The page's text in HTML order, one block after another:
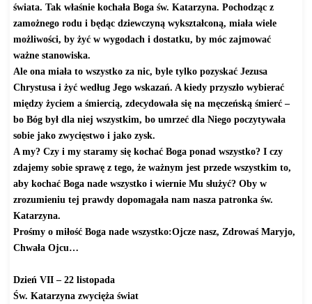
świata. Tak właśnie kochała Boga św. Katarzyna. Pochodząc z
zamożnego rodu i będąc dziewczyną wykształconą, miała wiele
możliwości, by żyć w wygodach i dostatku, by móc zajmować
ważne stanowiska.
Ale ona miała to wszystko za nic, byle tylko pozyskać Jezusa
Chrystusa i żyć według Jego wskazań. A kiedy przyszło wybierać
między życiem a śmiercią, zdecydowała się na męczeńską śmierć –
bo Bóg był dla niej wszystkim, bo umrzeć dla Niego poczytywała
sobie jako zwycięstwo i jako zysk.
A my? Czy i my staramy się kochać Boga ponad wszystko? I czy
zdajemy sobie sprawę z tego, że ważnym jest przede wszystkim to,
aby kochać Boga nade wszystko i wiernie Mu służyć? Oby w
zrozumieniu tej prawdy dopomagała nam nasza patronka św.
Katarzyna.
Prośmy o miłość Boga nade wszystko:Ojcze nasz, Zdrowaś Maryjo,
Chwała Ojcu…
Dzień VII – 22 listopada
Św. Katarzyna zwycięża świat